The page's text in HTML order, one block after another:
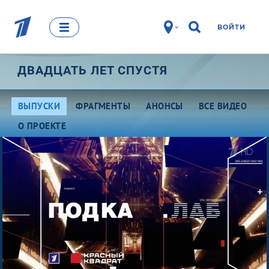
ВОЙТИ
ДВАДЦАТЬ ЛЕТ СПУСТЯ
ВЫПУСКИ ФРАГМЕНТЫ АНОНСЫ
ВСЕ ВИДЕО
О ПРОЕКТЕ